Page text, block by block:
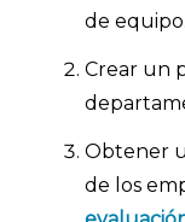
- Artículos
- Consejos
-
- Encuestas
- Encuestas
de equipo.
Crear un
Obtener
de los